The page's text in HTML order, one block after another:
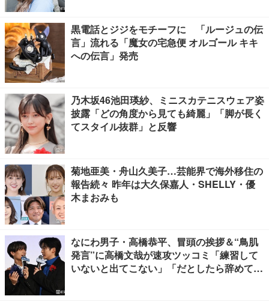
黒電話とジジをモチーフに 「ルージュの伝
言」流れる「魔女の宅急便 オルゴール キキ
への伝言」発売
乃木坂46池田瑛紗、ミニスカテニスウェア姿
披露「どの角度から見ても綺麗」「脚が長く
てスタイル抜群」と反響
菊地亜美・舟山久美子…芸能界で海外移住の
報告続々 昨年は大久保嘉人・SHELLY・優
木まおみも
なにわ男子・高橋恭平、冒頭の挨拶＆“鳥肌
発言”に高橋文哉が速攻ツッコミ「練習して
いないと出てこない」「だとしたら辞めてく